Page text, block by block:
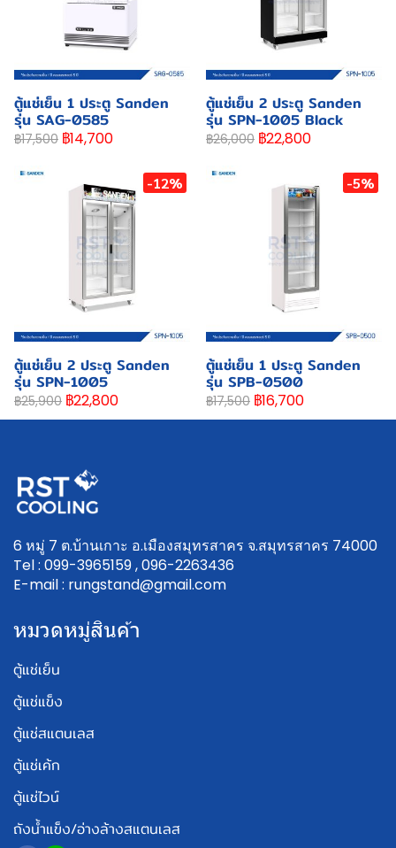
ตู้แช่เย็น 1 ประตู Sanden
รุ่น SAG-0585
฿17,500 ฿14,700
ตู้แช่เย็น 2 ประตู Sanden
รุ่น SPN-1005 Black
฿26,000 ฿22,800
-12%
ตู้แช่เย็น 2 ประตู Sanden
รุ่น SPN-1005
฿25,900 ฿22,800
-5%
ตู้แช่เย็น 1 ประตู Sanden
รุ่น SPB-0500
฿17,500 ฿16,700
6 หมู่ 7 ต.บ้านเกาะ อ.เมืองสมุทรสาคร จ.สมุทรสาคร 74000
Tel : 099-3965159 , 096-2263436
E-mail : rungstand@gmail.com
หมวดหมู่สินค้า
ตู้แช่เย็น
ตู้แช่แข็ง
ตู้แช่สแตนเลส
ตู้แช่เค้ก
ตู้แช่ไวน์
ถังน้ำแข็ง/อ่างล้างสแตนเลส